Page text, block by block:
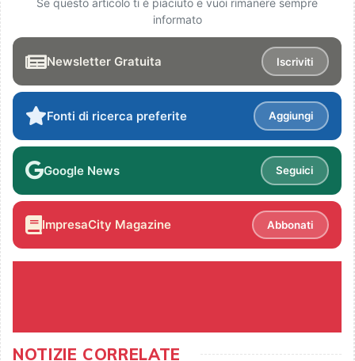
Se questo articolo ti è piaciuto e vuoi rimanere sempre
informato
Newsletter Gratuita Iscriviti
Fonti di ricerca preferite Aggiungi
Google News Seguici
ImpresaCity Magazine Abbonati
NOTIZIE CORRELATE